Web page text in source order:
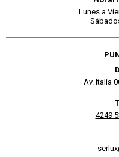
Lunes a
Av. Italia
4249